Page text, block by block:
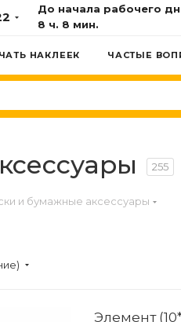
До начала рабочего
8 ч. 8 мин.
НАКЛЕЕК ЧАСТЫЕ
255
и бумажные аксессуары
Элемент